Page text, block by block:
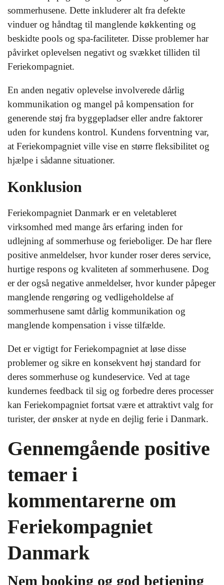
sommerhusene. Dette inkluderer alt fra defekte
vinduer og håndtag til manglende køkkenting og
beskidte pools og spa-faciliteter. Disse problemer har
påvirket oplevelsen negativt og svækket tilliden til
Feriekompagniet.
En anden negativ oplevelse involverede dårlig
kommunikation og mangel på kompensation for
generende støj fra byggepladser eller andre faktorer
uden for kundens kontrol. Kundens forventning var,
at Feriekompagniet ville vise en større fleksibilitet og
hjælpe i sådanne situationer.
Konklusion
Feriekompagniet Danmark er en veletableret
virksomhed med mange års erfaring inden for
udlejning af sommerhuse og ferieboliger. De har flere
positive anmeldelser, hvor kunder roser deres service,
hurtige respons og kvaliteten af sommerhusene. Dog
er der også negative anmeldelser, hvor kunder påpeger
manglende rengøring og vedligeholdelse af
sommerhusene samt dårlig kommunikation og
manglende kompensation i visse tilfælde.
Det er vigtigt for Feriekompagniet at løse disse
problemer og sikre en konsekvent høj standard for
deres sommerhuse og kundeservice. Ved at tage
kundernes feedback til sig og forbedre deres processer
kan Feriekompagniet fortsat være et attraktivt valg for
turister, der ønsker at nyde en dejlig ferie i Danmark.
Gennemgående positive
temaer i
kommentarerne om
Feriekompagniet
Danmark
Nem booking og god betjening